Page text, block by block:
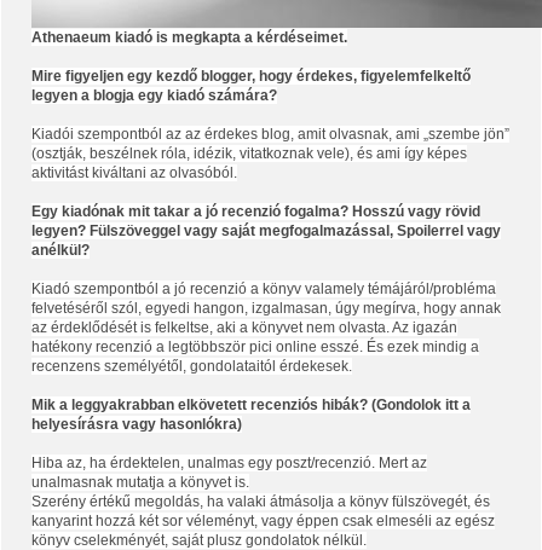
Athenaeum kiadó is megkapta a kérdéseimet.
Mire figyeljen egy kezdő blogger, hogy érdekes, figyelemfelkeltő
legyen a blogja egy kiadó számára?
Kiadói szempontból az az érdekes blog, amit olvasnak, ami „szembe jön”
(osztják, beszélnek róla, idézik, vitatkoznak vele), és ami így képes
aktivitást kiváltani az olvasóból.
Egy kiadónak mit takar a jó recenzió fogalma? Hosszú vagy rövid
legyen? Fülszöveggel vagy saját megfogalmazással, Spoilerrel vagy
anélkül?
Kiadó szempontból a jó recenzió a könyv valamely témájáról/probléma
felvetéséről szól, egyedi hangon, izgalmasan, úgy megírva, hogy annak
az érdeklődését is felkeltse, aki a könyvet nem olvasta. Az igazán
hatékony recenzió a legtöbbször pici online esszé. És ezek mindig a
recenzens személyétől, gondolataitól érdekesek.
Mik a leggyakrabban elkövetett recenziós hibák? (Gondolok itt a
helyesírásra vagy hasonlókra)
Hiba az, ha érdektelen, unalmas egy poszt/recenzió. Mert az
unalmasnak mutatja a könyvet is.
Szerény értékű megoldás, ha valaki átmásolja a könyv fülszövegét, és
kanyarint hozzá két sor véleményt, vagy éppen csak elmeséli az egész
könyv cselekményét, saját plusz gondolatok nélkül.